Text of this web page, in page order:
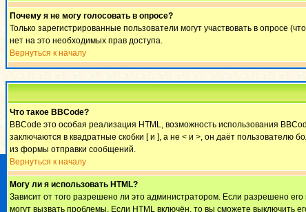
Почему я не могу голосовать в опросе?
Только зарегистрированные пользователи могут участвовать в опросе
нет на это необходимых прав доступа.
Вернуться к началу
Что такое BBCode?
BBCode это особая реализация HTML, возможность использования
заключаются в квадратные скобки [ и ], а не < и >, он даёт
из формы отправки сообщений.
Вернуться к началу
Могу ли я использовать HTML?
Зависит от того разрешено ли это администратором. Если разрешено его
могут вызвать проблемы. Если HTML включён, то вы сможете выключить